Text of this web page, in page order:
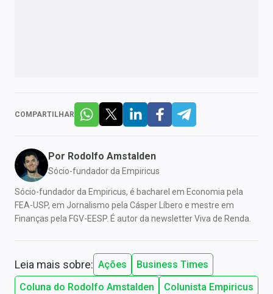
COMPARTILHAR
Por Rodolfo Amstalden
Sócio-fundador da Empiricus
Sócio-fundador da Empiricus, é bacharel em Economia pela
FEA-USP, em Jornalismo pela Cásper Líbero e mestre em
Finanças pela FGV-EESP. É autor da newsletter Viva de Renda.
Leia mais sobre: Ações
Business Times
Coluna do Rodolfo Amstalden
Colunista Empiricus